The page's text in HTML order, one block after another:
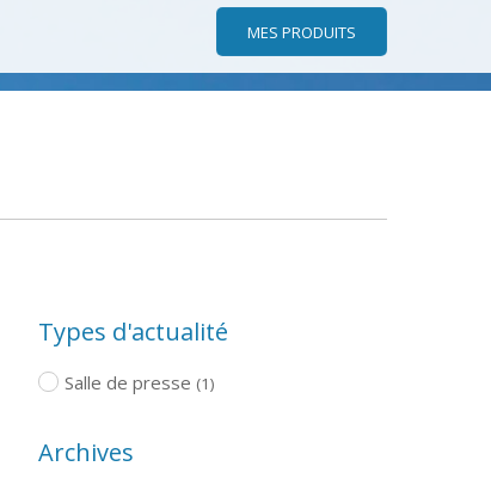
MES PRODUITS
Types d'actualité
Salle de presse (1)
Archives